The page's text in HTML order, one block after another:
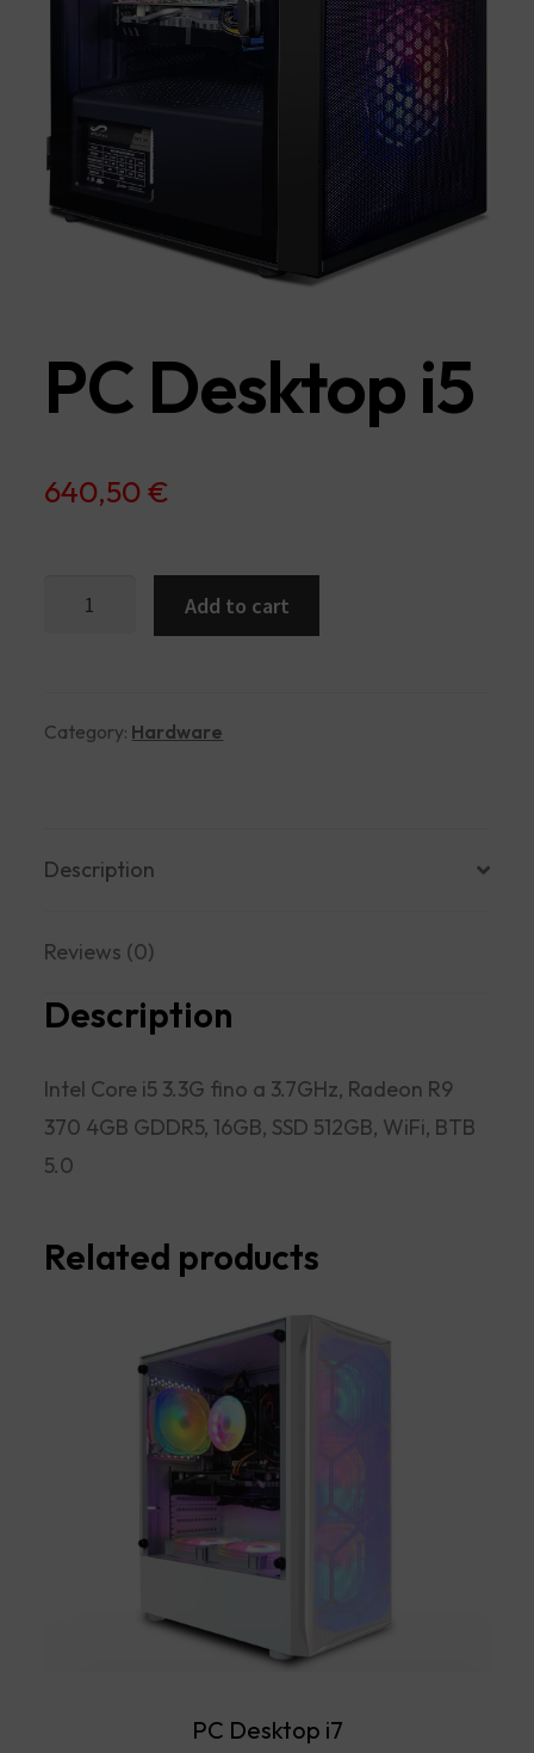
PC Desktop i5
640,50€
Add to cart
Category: Hardware
Description
Reviews (0)
Description
Intel Core i5 3.3G fino a 3.7GHz, Radeon R9
370 4GB GDDR5, 16GB, SSD 512GB, WiFi, BTB
5.0
Related products
PC Desktop i7